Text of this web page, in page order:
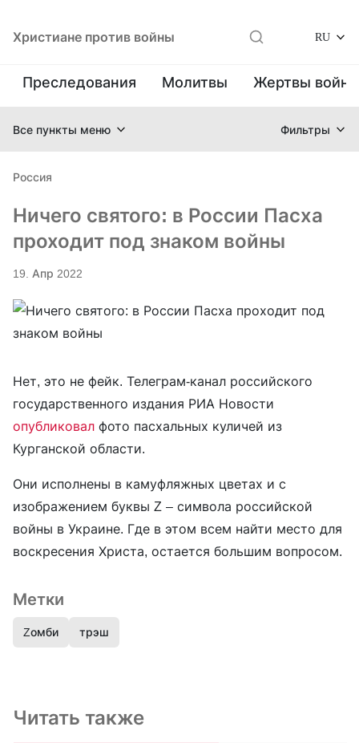
Христиане против войны RU
Преследования Молитвы Жертвы
Все пункты меню Фильтры
Россия
Ничего святого: в России Пасха
проходит под знаком войны
19. Апр 2022
Нет, это не фейк. Телеграм-канал российского
государственного издания РИА Новости
опубликовал фото пасхальных куличей из
Курганской области.
Они исполнены в камуфляжных цветах и с
изображением буквы Z – символа российской
войны в Украине. Где в этом всем найти место для
воскресения Христа, остается большим вопросом.
Метки
Zомби трэш
Читать также